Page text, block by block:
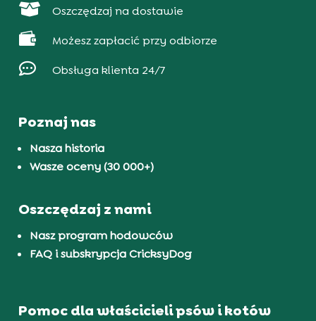
 Oszczędzaj na dostawie
 Możesz zapłacić przy odbiorze
 Obsługa klienta 24/7
Poznaj nas
Nasza historia
Wasze oceny (30 000+)
Oszczędzaj z nami
Nasz program hodowców
FAQ i subskrypcja CricksyDog
Pomoc dla właścicieli psów i kotów